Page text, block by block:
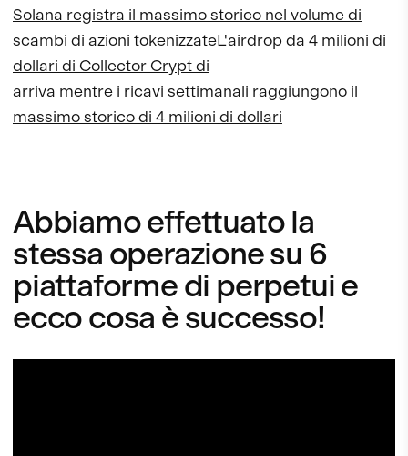
Solana registra il massimo storico nel volume di
scambi di azioni tokenizzateL'airdrop da 4 milioni di
dollari di Collector Crypt di
arriva mentre i ricavi settimanali raggiungono il
massimo storico di 4 milioni di dollari
Abbiamo effettuato la
stessa operazione su 6
piattaforme di perpetui e
ecco cosa è successo!